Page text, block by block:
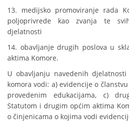
13. medijsko promoviranje rada
poljoprivrede kao zvanja te
djelatnosti
14. obavljanje drugih poslova u
aktima Komore.
U obavljanju navedenih
komora vodi: a) evidencije o
provedenim edukacijama, c)
Statutom i drugim općim aktima
o činjenicama o kojima vodi